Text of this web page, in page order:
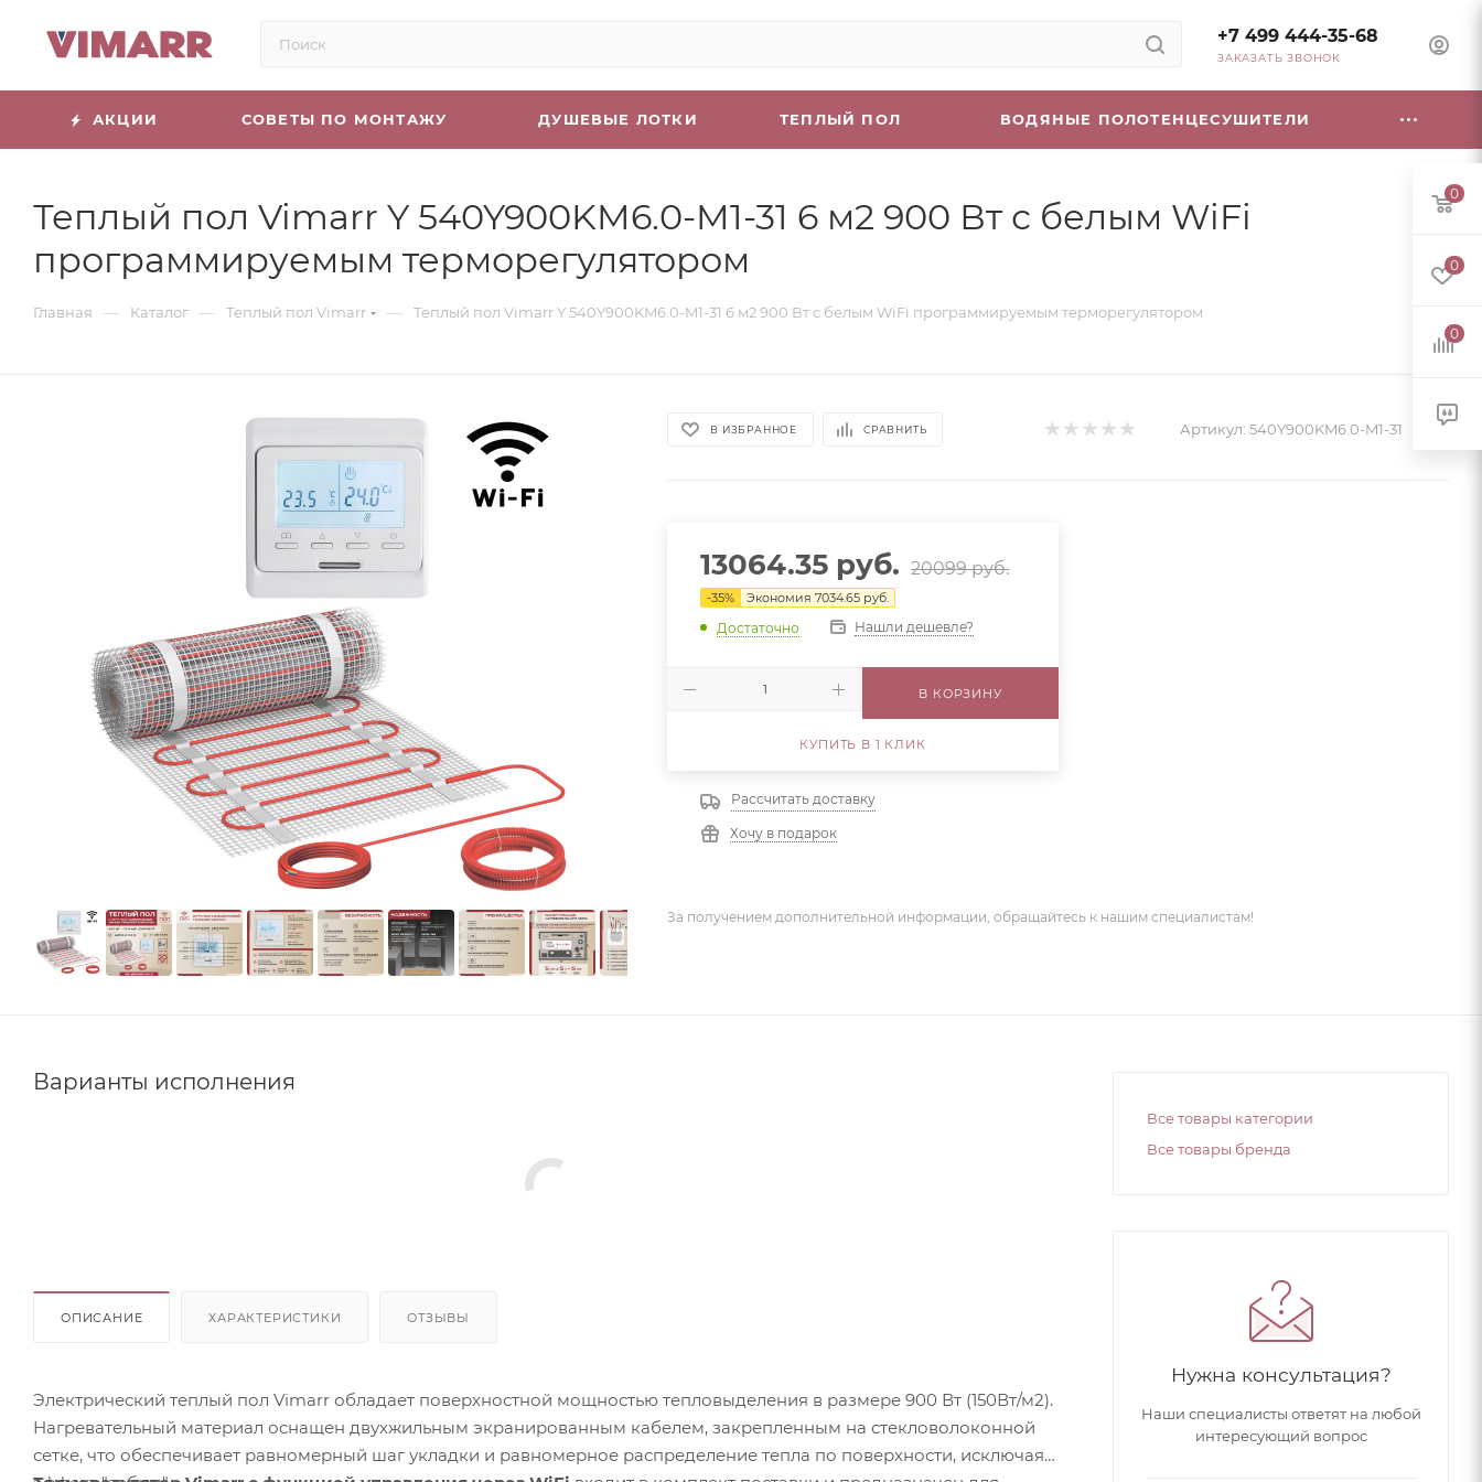
+7 499 444-35-68
ЗАКАЗАТЬ ЗВОНОК
АКЦИИ СОВЕТЫ ПО МОНТАЖУ ДУШЕВЫЕ ЛОТКИ ТЕПЛЫЙ ПОЛ ВОДЯНЫЕ ПОЛОТЕНЦЕСУШИТЕЛИ
Теплый пол Vimarr Y 540Y900KM6.0-M1-31 6 м2 900 Вт с белым WiFi
программируемым терморегулятором
Главная — Каталог — Теплый пол Vimarr — Теплый пол Vimarr Y 540Y900KM6.0-M1-31 6 м2 900 Вт с белым WiFi программируемым терморегулятором
В ИЗБРАННОЕ СРАВНИТЬ Артикул: 540Y900KM6.0-M1-31
13064.35 руб. 20099руб.
-35% Экономия7034.65 руб.
Достаточно Нашли дешевле?
В КОРЗИНУ
КУПИТЬ В 1 КЛИК
Рассчитать доставку
Хочу в подарок
За получением дополнительной информации, обращайтесь к нашим специалистам!
Варианты исполнения
ОПИСАНИЕ ХАРАКТЕРИСТИКИ ОТЗЫВЫ
Электрический теплый пол Vimarr обладает поверхностной мощностью тепловыделения в размере 900 Вт (150Вт/м2).
Нагревательный материал оснащен двухжильным экранированным кабелем, закрепленным на стекловолоконной
сетке, что обеспечивает равномерный шаг укладки и равномерное распределение тепла по поверхности, исключая
Все товары категории
Все товары бренда
Нужна консультация?
Наши специалисты ответят на любой
интересующий вопрос
0
0
0